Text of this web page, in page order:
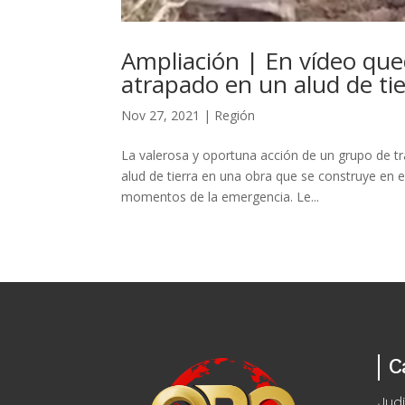
Ampliación | En vídeo
atrapado en un alud de
Nov 27, 2021 | Región
La valerosa y oportuna acción de un grupo de
alud de tierra en una obra que se construye en
momentos de la emergencia. Le...